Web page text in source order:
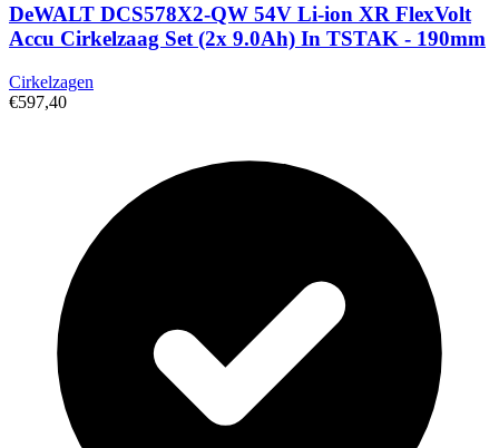
DeWALT DCS578X2-QW 54V Li-ion XR FlexVolt
Accu Cirkelzaag Set (2x 9.0Ah) In TSTAK - 190mm
Cirkelzagen
€597,40